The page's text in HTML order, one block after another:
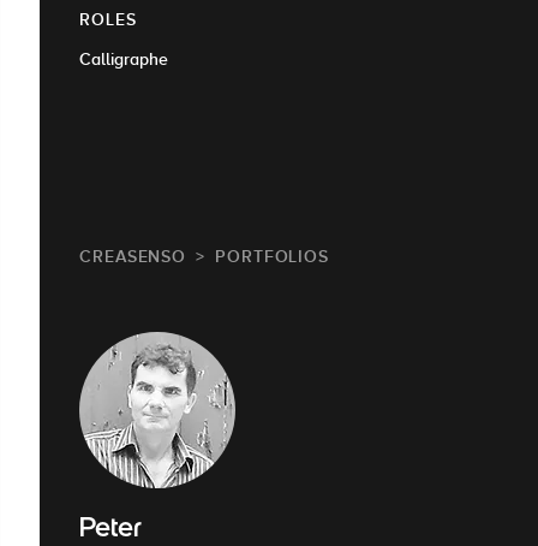
ROLES
Calligraphe
CREASENSO PORTFOLIOS
Peter